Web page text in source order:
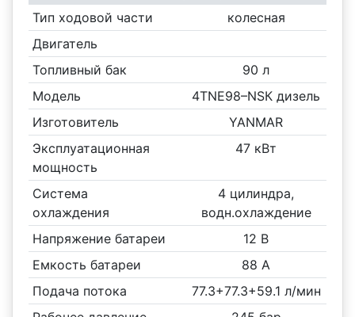
Тип ходовой части
колесная
Двигатель
Топливный бак
90 л
Модель
4TNE98–NSК дизель
Изготовитель
YANMAR
Эксплуатационная
мощность
47 кВт
Система
охлаждения
4 цилиндра,
водн.охлаждение
Напряжение батареи
12 В
Емкость батареи
88 А
Подача потока
77.3+77.3+59.1 л/мин